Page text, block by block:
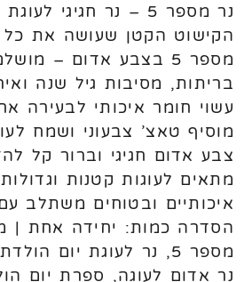
נר מספר 5 – נר חגיגי
הקישוט הקטן שעושה את
מספר 5 בצבע אדום –
בריתות, מסיבות גיל שנה
עשוי חומר איכותי לבעירה
מוסיף טאצ’ צבעוני ושמח
צבע אדום חגיגי וברור קל
מתאים לעוגות קטנות
איכותיים ובטוחים משתלב
הסדרה כמות: יחידה אחת |
מספר 5, נר לעוגת יום
נר אדום לעוגה, ספרת יום